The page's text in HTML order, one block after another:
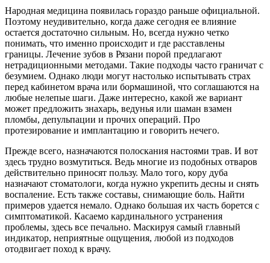
Народная медицина появилась гораздо раньше официальной.
Поэтому неудивительно, когда даже сегодня ее влияние
остается достаточно сильным. Но, всегда нужно четко
понимать, что именно происходит и где расставлены
границы. Лечение зубов в Рязани порой предлагают
нетрадиционными методами. Такие подходы часто граничат с
безумием. Однако люди могут настолько испытывать страх
перед кабинетом врача или бормашиной, что соглашаются на
любые нелепые шаги. Даже интересно, какой же вариант
может предложить знахарь, ведунья или шаман взамен
пломбы, депульпации и прочих операций. Про
протезирование и имплантацию и говорить нечего.
Прежде всего, назначаются полоскания настоями трав. И вот
здесь трудно возмутиться. Ведь многие из подобных отваров
действительно приносят пользу. Мало того, кору дуба
назначают стоматологи, когда нужно укрепить десны и снять
воспаление. Есть также составы, снимающие боль. Найти
примеров удается немало. Однако большая их часть борется с
симптоматикой. Касаемо кардинального устранения
проблемы, здесь все печально. Маскируя самый главный
индикатор, неприятные ощущения, любой из подходов
отодвигает поход к врачу.